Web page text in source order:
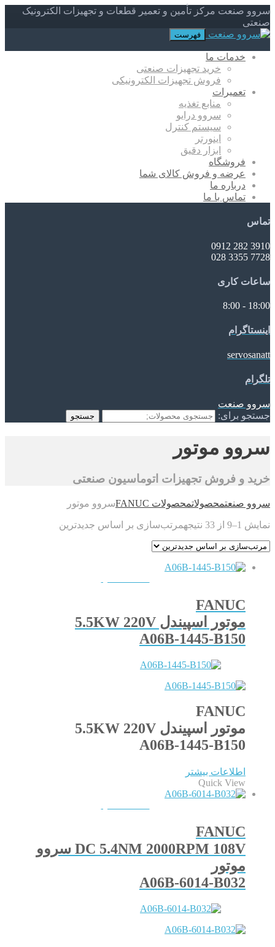
سروو صنعت مرکز تأمین و تعمیر قطعات و تجهیزات الکترونیک
صنعتی
فهرست
خدمات ما
خرید تجهیزات صنعتی
فروش تجهیزات الکترونیکی
تعمیرات
منابع تغذیه
سروو درایو
سیستم کنترل
اینورتر
ابزار دقیق
فروشگاه
عرضه و فروش کالای شما
درباره ما
تماس با ما
تماس
3910 282 0912
7728 3355 028
ساعات کاری
18:00 - 8:00
اینستاگرام
servosanatt
تلگرام
سروو صنعت
جستجو برای:
جستجو
سروو موتور
خرید و فروش تجهیزات اتوماسیون صنعتی
سروو صنعتمحصولاتمحصولات FANUC سروو موتور
نمایش 1–9 از 33 نتیجه مرتب‌سازی بر اساس جدیدترین
FANUC
موتور اسپیندل 5.5KW 220V
A06B-1445-B150
FANUC
موتور اسپیندل 5.5KW 220V
A06B-1445-B150
اطلاعات بیشتر
Quick View
FANUC
DC 5.4NM 2000RPM 108V سروو
موتور
A06B-6014-B032